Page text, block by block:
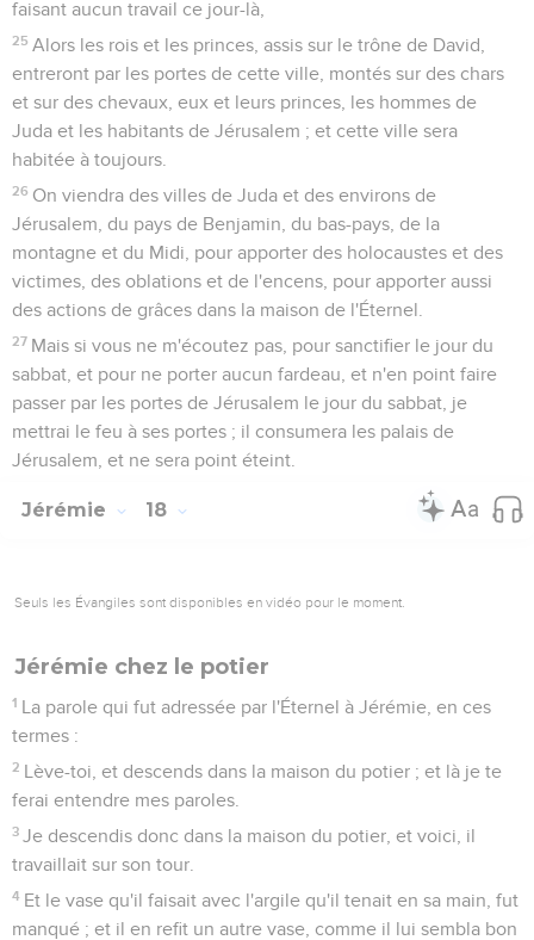
faisant aucun travail ce jour-là,
25 Alors les rois et les princes, assis sur le trône de David,
entreront par les portes de cette ville, montés sur des chars
et sur des chevaux, eux et leurs princes, les hommes de
Juda et les habitants de Jérusalem ; et cette ville sera
habitée à toujours.
26 On viendra des villes de Juda et des environs de
Jérusalem, du pays de Benjamin, du bas-pays, de la
montagne et du Midi, pour apporter des holocaustes et des
victimes, des oblations et de l'encens, pour apporter aussi
des actions de grâces dans la maison de l'Éternel.
27 Mais si vous ne m'écoutez pas, pour sanctifier le jour du
sabbat, et pour ne porter aucun fardeau, et n'en point faire
passer par les portes de Jérusalem le jour du sabbat, je
mettrai le feu à ses portes ; il consumera les palais de
Jérusalem, et ne sera point éteint.
Jérémie 18
Seuls les Évangiles sont disponibles en vidéo pour le moment.
Jérémie chez le potier
1 La parole qui fut adressée par l'Éternel à Jérémie, en ces
termes :
2 Lève-toi, et descends dans la maison du potier ; et là je te
ferai entendre mes paroles.
3 Je descendis donc dans la maison du potier, et voici, il
travaillait sur son tour.
4 Et le vase qu'il faisait avec l'argile qu'il tenait en sa main, fut
manqué ; et il en refit un autre vase, comme il lui sembla bon